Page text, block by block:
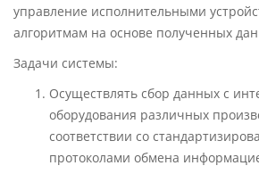
управление исполнительными
алгоритмам на основе полученных
Задачи системы:
Осуществлять сбор данных с
оборудования различных
соответствии со
протоколами обмена